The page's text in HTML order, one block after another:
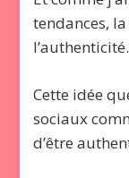
tendances,
l’authenticité.
Cette idée
sociaux
d’être